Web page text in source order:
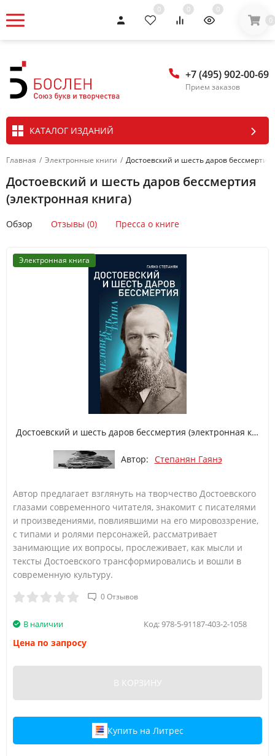
0 0
0
0
+7 (495) 902-00-69
Прием заказов
КАТАЛОГ ИЗДАНИЙ
Главная / Электронные книги / Достоевский и шесть даров бессмертия
Достоевский и шесть даров бессмертия
(электронная книга)
Обзор Отзывы (0) Пресса о книге
Электронная книга
Достоевский и шесть даров бессмертия (электронная книга)
Автор: Степанян Гаянэ
Автор предлагает взглянуть на творчество Достоевского
глазами современного читателя, знакомит с писателями
и произведениями, повлиявшими на его мировоззрение,
с типами и ролями персонажей, рассматривает
занимающие их вопросы, прослеживает, как мысли и
тексты Достоевского трансформировались и вошли в
современную культуру.
0 Отзывов
Код:978-5-91187-403-2-1058
В наличии
Цена по запросу
В КОРЗИНУ
Купить на Литрес